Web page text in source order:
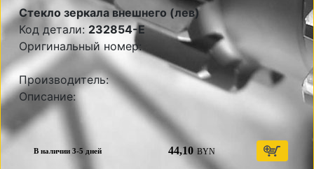
Стекло зеркала внешнего (лев)
Код детали: 232854-E
Оригинальный номер:
Производитель:
Описание:
В наличии 3-5 дней 44,10 BYN